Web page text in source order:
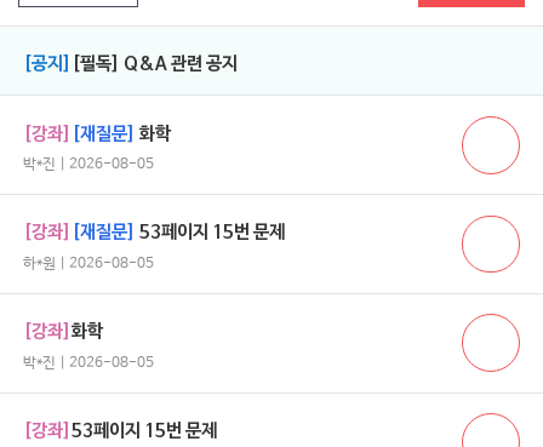
[공지] [필독] Q&A 관련 공지
[강좌] [재질문] 화학
박*진 | 2026-08-05
[강좌] [재질문] 53페이지 15번 문제
하*원 | 2026-08-05
[강좌]화학
박*진 | 2026-08-05
[강좌]53페이지 15번 문제